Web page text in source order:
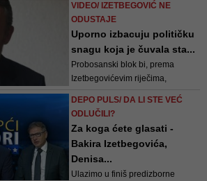
VIDEO/ IZETBEGOVIĆ NE
ODUSTAJE
Uporno izbacuju političku
snagu koja je čuvala sta...
Probosanski blok bi, prema
Izetbegovićevim riječima,
omogućio jedan široki front sa
difuznom vlasti, niko tu ne bi bio
bi imali jedan snažni front koji je
podržan do 60 posto na
državnom nivou ili 80 posto na
federalnom ni...
DEPO PULS/ DA LI STE VEĆ
ODLUČILI?
Za koga ćete glasati -
Bakira Izetbegovića,
Denisa...
Ulazimo u finiš predizborne